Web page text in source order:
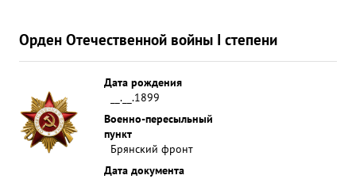
Орден Отечественной войны I степени
Дата рождения
__.__.1899
Военно-пересыльный
пункт
Брянский фронт
Дата документа